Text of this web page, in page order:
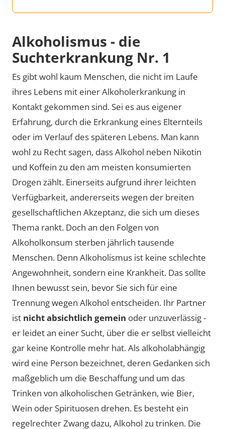
Alkoholismus - die
Suchterkrankung Nr. 1
Es gibt wohl kaum Menschen, die nicht im Laufe
ihres Lebens mit einer Alkoholerkrankung in
Kontakt gekommen sind. Sei es aus eigener
Erfahrung, durch die Erkrankung eines Elternteils
oder im Verlauf des späteren Lebens. Man kann
wohl zu Recht sagen, dass Alkohol neben Nikotin
und Koffein zu den am meisten konsumierten
Drogen zählt. Einerseits aufgrund ihrer leichten
Verfügbarkeit, andererseits wegen der breiten
gesellschaftlichen Akzeptanz, die sich um dieses
Thema rankt. Doch an den Folgen von
Alkoholkonsum sterben jährlich tausende
Menschen. Denn Alkoholismus ist keine schlechte
Angewohnheit, sondern eine Krankheit. Das sollte
Ihnen bewusst sein, bevor Sie sich für eine
Trennung wegen Alkohol entscheiden. Ihr Partner
ist nicht absichtlich gemein oder unzuverlässig -
er leidet an einer Sucht, über die er selbst vielleicht
gar keine Kontrolle mehr hat. Als alkoholabhängig
wird eine Person bezeichnet, deren Gedanken sich
maßgeblich um die Beschaffung und um das
Trinken von alkoholischen Getränken, wie Bier,
Wein oder Spirituosen drehen. Es besteht ein
regelrechter Zwang dazu, Alkohol zu trinken. Die